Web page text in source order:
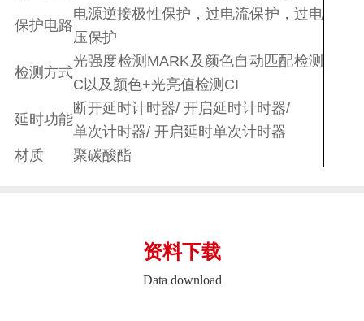
保护电路
电源逆接极性保护，过电流保护，过电
压保护
检测方式
光强度检测MARK及颜色自动匹配检测
C以及颜色+光亮值检测CI
延时功能
断开延时计时器/ 开启延时计时器/
单次计时器/ 开启延时单次计时器
材质
聚碳酸酯
资料下载
Data download